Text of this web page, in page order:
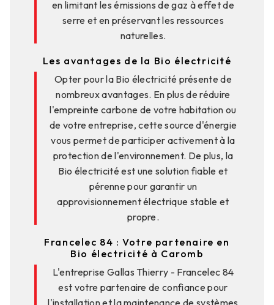
en limitant les émissions de gaz à effet de
serre et en préservant les ressources
naturelles.
Les avantages de la Bio électricité
Opter pour la Bio électricité présente de
nombreux avantages. En plus de réduire
l'empreinte carbone de votre habitation ou
de votre entreprise, cette source d'énergie
vous permet de participer activement à la
protection de l'environnement. De plus, la
Bio électricité est une solution fiable et
pérenne pour garantir un
approvisionnement électrique stable et
propre.
Francelec 84 : Votre partenaire en
Bio électricité à Caromb
L'entreprise Gallas Thierry - Francelec 84
est votre partenaire de confiance pour